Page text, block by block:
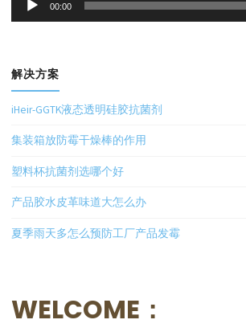
00:00
解决方案
iHeir-GGTK液态透明硅胶抗菌剂
集装箱放防霉干燥棒的作用
塑料杯抗菌剂选哪个好
产品胶水皮革味道大怎么办
夏季雨天多怎么预防工厂产品发霉
WELCOME：